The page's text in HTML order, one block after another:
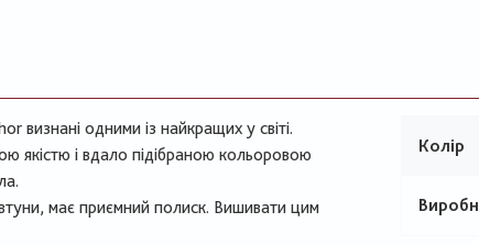
визнані одними із найкращих у світі.
якістю і вдало підібраною кольоровою
має приємний полиск. Вишивати цим
Колір